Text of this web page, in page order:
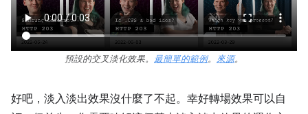
預設的交叉淡化效果。 最簡單的範例。 來源。
好吧，淡入淡出效果沒什麼了不起。幸好轉場效果可以自